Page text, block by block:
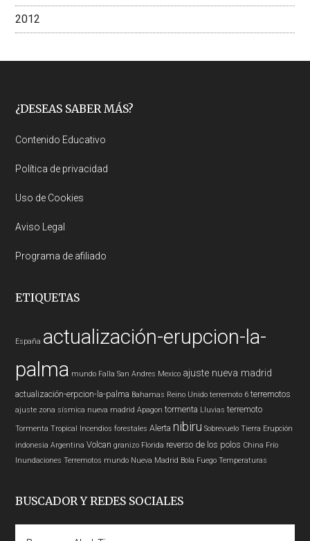
2012
Footer
¿DESEAS SABER MÁS?
Contenido Educativo
Política de privacidad
Uso de Cookies
Aviso Legal
Programa de afiliado
ETIQUETAS
España actualización-erupcion-la-
palma mundo Falla San Andres Mexico ajuste nueva madrid
actualización-erpcion-la-palma Bahamas Reino Unido terremoto 6 terremotos
ajuste zona sísmica nueva madrid Apagon tormenta Lluvias terremoto
Tormenta Tropical Incendios forestales Alerta nibiru Sobrevuelo Tierra Erupción
indonesia Argentina Volcan granizo Florida reverso de los polos China Frío
Inundaciones Terremotos mundo Nueva Madrid Bola Fuego Temperaturas
BUSCADOR Y REDES SOCIALES